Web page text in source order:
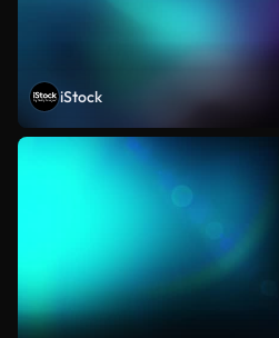
iStock